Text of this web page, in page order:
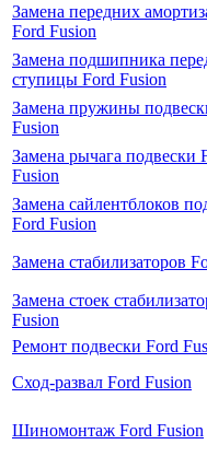
Замена передних
Ford Fusion
Замена подшипника
ступицы Ford Fusion
Замена пружины
Fusion
Замена рычага подвески
Fusion
Замена сайлентблоков
Ford Fusion
Замена стабилизаторов
Замена стоек
Fusion
Ремонт подвески Ford
Сход-развал Ford Fusion
Шиномонтаж Ford Fusion